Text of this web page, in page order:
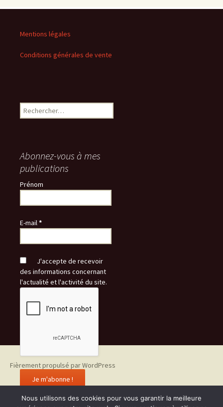
Mentions légales
Conditions générales de vente
Rechercher :
Abonnez-vous à mes
publications
Prénom
E-mail*
J'accepte de recevoir
des informations concernant
l'actualité et l'activité du site.
Fièrement propulsé par WordPress
Nous utilisons des cookies pour vous garantir la meilleure